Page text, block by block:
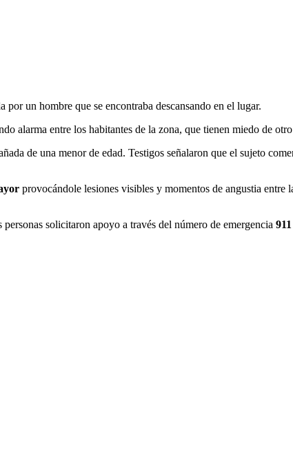
un hombre que se encontraba descansando en el lugar.
alarma entre los habitantes de la zona, que tienen miedo de
de una menor de edad. Testigos señalaron que el sujeto
provocándole lesiones visibles y momentos de angustia entre
solicitaron apoyo a través del número de emergencia 911